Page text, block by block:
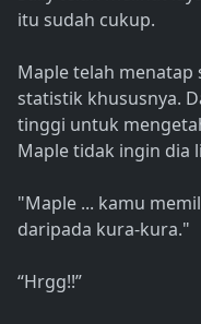
itu sudah cukup.
Maple telah
statistik khususnya.
tinggi untuk
Maple tidak ingin dia
"Maple ... kamu
daripada kura-kura."
“Hrgg!!”